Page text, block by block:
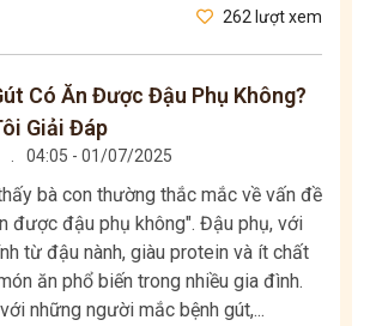
262 lượt xem
Có Ăn Được Đậu Phụ Không?
Giải Đáp
04:05 - 01/07/2025
bà con thường thắc mắc về vấn đề
được đậu phụ không". Đậu phụ, với
từ đậu nành, giàu protein và ít chất
ăn phổ biến trong nhiều gia đình.
những người mắc bệnh gút,...